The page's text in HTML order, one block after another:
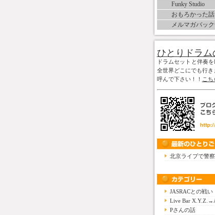
Funky Studio
おもろかった話
メルマガバッ
ひとりドラム
ドラムセットと伴奏
全世界どこにでも行き
呼んで下さい！！ こち
北京ライブで警
JASRACとの戦い
Live Bar
Pさんの話